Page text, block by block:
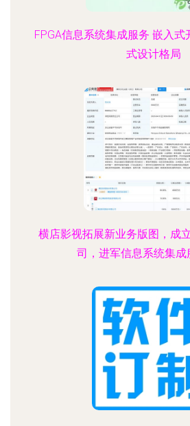
FPGA信息系统集成服务 嵌入式
式设计格局
横店影视拓展新业务版图，成
司，进军信息系统集成